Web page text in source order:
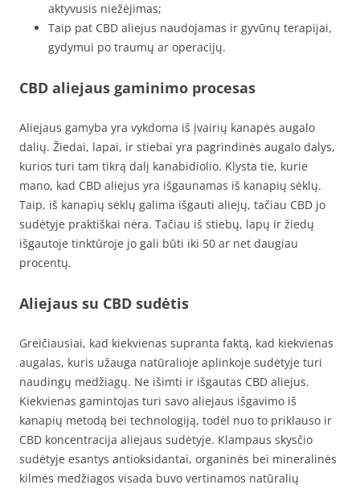
aktyvusis niežėjimas;
Taip pat CBD aliejus naudojamas ir gyvūnų terapijai,
gydymui po traumų ar operacijų.
CBD aliejaus gaminimo procesas
Aliejaus gamyba yra vykdoma iš įvairių kanapės augalo
dalių. Žiedai, lapai, ir stiebai yra pagrindinės augalo dalys,
kurios turi tam tikrą dalį kanabidiolio. Klysta tie, kurie
mano, kad CBD aliejus yra išgaunamas iš kanapių sėklų.
Taip, iš kanapių sėklų galima išgauti aliejų, tačiau CBD jo
sudėtyje praktiškai nėra. Tačiau iš stiebų, lapų ir žiedų
išgautoje tinktūroje jo gali būti iki 50 ar net daugiau
procentų.
Aliejaus su CBD sudėtis
Greičiausiai, kad kiekvienas supranta faktą, kad kiekvienas
augalas, kuris užauga natūralioje aplinkoje sudėtyje turi
naudingų medžiagų. Ne išimti ir išgautas CBD aliejus.
Kiekvienas gamintojas turi savo aliejaus išgavimo iš
kanapių metodą bei technologiją, todėl nuo to priklauso ir
CBD koncentracija aliejaus sudėtyje. Klampaus skysčio
sudėtyje esantys antioksidantai, organinės bei mineralinės
kilmės medžiagos visada buvo vertinamos natūralių